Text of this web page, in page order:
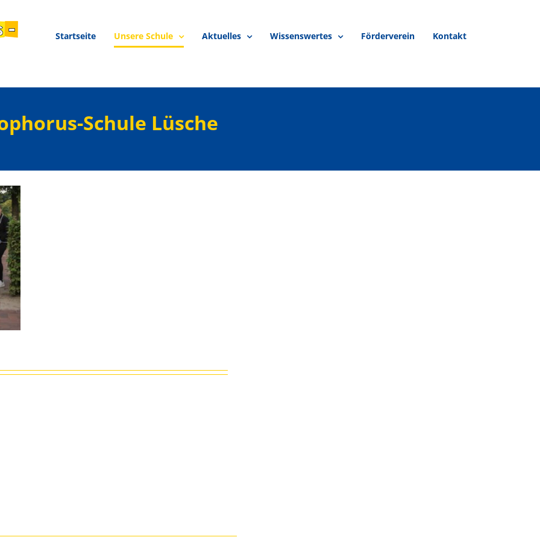
Startseite Unsere Schule Aktuelles Wissenswertes Förderverein Kontakt
Schule Lüsche